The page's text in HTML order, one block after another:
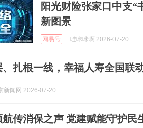
阳光财险张家口中支“
新图景
网易号 哇咔咔啊 2026-07-20
扎根一线，幸福人寿全国联
新闻网 2026-07-20
航传消保之声 党建赋能守护